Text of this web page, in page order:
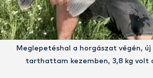
Meglepetéshal a horgászat végén,
tarthattam kezemben, 3,8 kg volt